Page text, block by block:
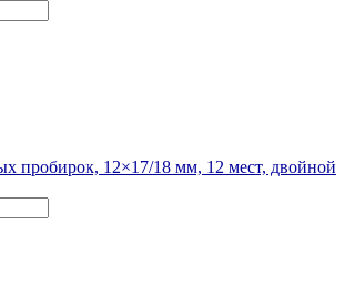
пробирок, 12×17/18 мм, 12 мест, двойной